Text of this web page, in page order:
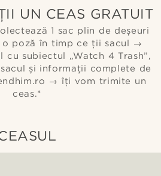
UN CEAS GRATUIT
1 sac plin de deșeuri
poză în timp ce ții sacul →
subiectul „Watch 4 Trash”,
și informații complete de
→ îți vom trimite un
ceas.*